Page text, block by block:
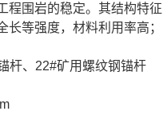
围岩的稳定。其结构特
等强度，材料利用率高
杆、22#矿用螺纹钢锚杆